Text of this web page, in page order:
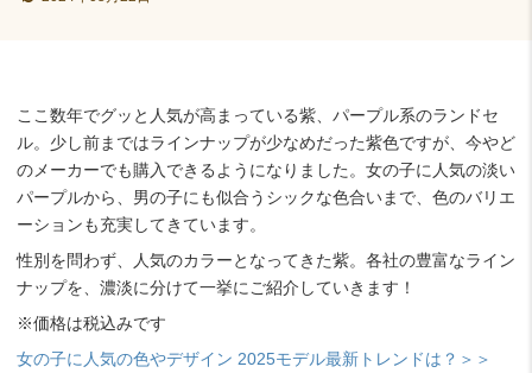
ここ数年でグッと人気が高まっている紫、パープル系のランドセ
ル。少し前まではラインナップが少なめだった紫色ですが、今やど
のメーカーでも購入できるようになりました。女の子に人気の淡い
パープルから、男の子にも似合うシックな色合いまで、色のバリエ
ーションも充実してきています。
性別を問わず、人気のカラーとなってきた紫。各社の豊富なライン
ナップを、濃淡に分けて一挙にご紹介していきます！
※価格は税込みです
女の子に人気の色やデザイン 2025モデル最新トレンドは？＞＞